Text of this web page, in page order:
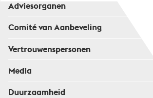
Adviesorganen
Comité van Aanbeveling
Vertrouwenspersonen
Media
Duurzaamheid